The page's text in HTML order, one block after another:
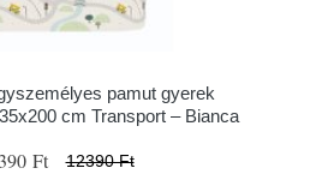
pamut gyerek
cm Transport – Bianca
Ft 12390 Ft